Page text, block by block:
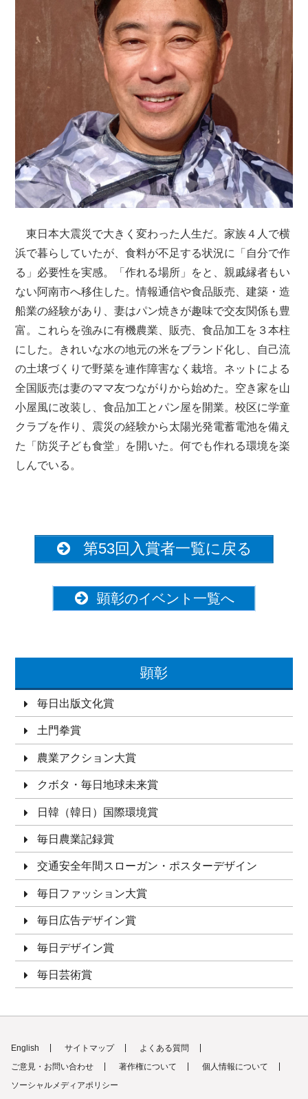
東日本大震災で大きく変わった人生だ。家族４人で横
浜で暮らしていたが、食料が不足する状況に「自分で作
る」必要性を実感。「作れる場所」をと、親戚縁者もい
ない阿南市へ移住した。情報通信や食品販売、建築・造
船業の経験があり、妻はパン焼きが趣味で交友関係も豊
富。これらを強みに有機農業、販売、食品加工を３本柱
にした。きれいな水の地元の米をブランド化し、自己流
の土壌づくりで野菜を連作障害なく栽培。ネットによる
全国販売は妻のママ友つながりから始めた。空き家を山
小屋風に改装し、食品加工とパン屋を開業。校区に学童
クラブを作り、震災の経験から太陽光発電蓄電池を備え
た「防災子ども食堂」を開いた。何でも作れる環境を楽
しんでいる。
第53回入賞者一覧に戻る
顕彰のイベント一覧へ
顕彰
毎日出版文化賞
土門拳賞
農業アクション大賞
クボタ・毎日地球未来賞
日韓（韓日）国際環境賞
毎日農業記録賞
交通安全年間スローガン・ポスターデザイン
毎日ファッション大賞
毎日広告デザイン賞
毎日デザイン賞
毎日芸術賞
English サイトマップ
よくある質問
ご意見・お問い合わせ
著作権について
個人情報について
ソーシャルメディアポリシー